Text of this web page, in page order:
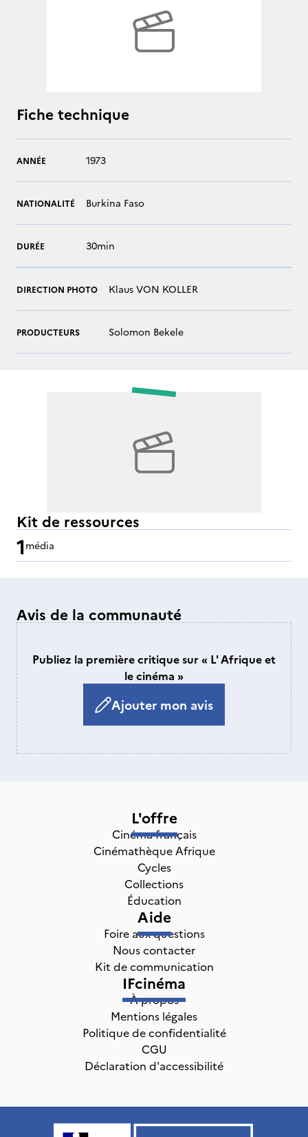
Fiche technique
ANNÉE 1973
NATIONALITÉ Burkina Faso
DURÉE 30min
DIRECTION PHOTO Klaus VON KOLLER
PRODUCTEURS Solomon Bekele
Kit de ressources
1média
Avis de la communauté
Publiez la première critique sur « L' Afrique et
le cinéma »
Ajouter mon avis
L'offre
Cinéma français
Cinémathèque Afrique
Cycles
Collections
Éducation
Aide
Foire aux questions
Nous contacter
Kit de communication
IFcinéma
À propos
Mentions légales
Politique de confidentialité
CGU
Déclaration d'accessibilité